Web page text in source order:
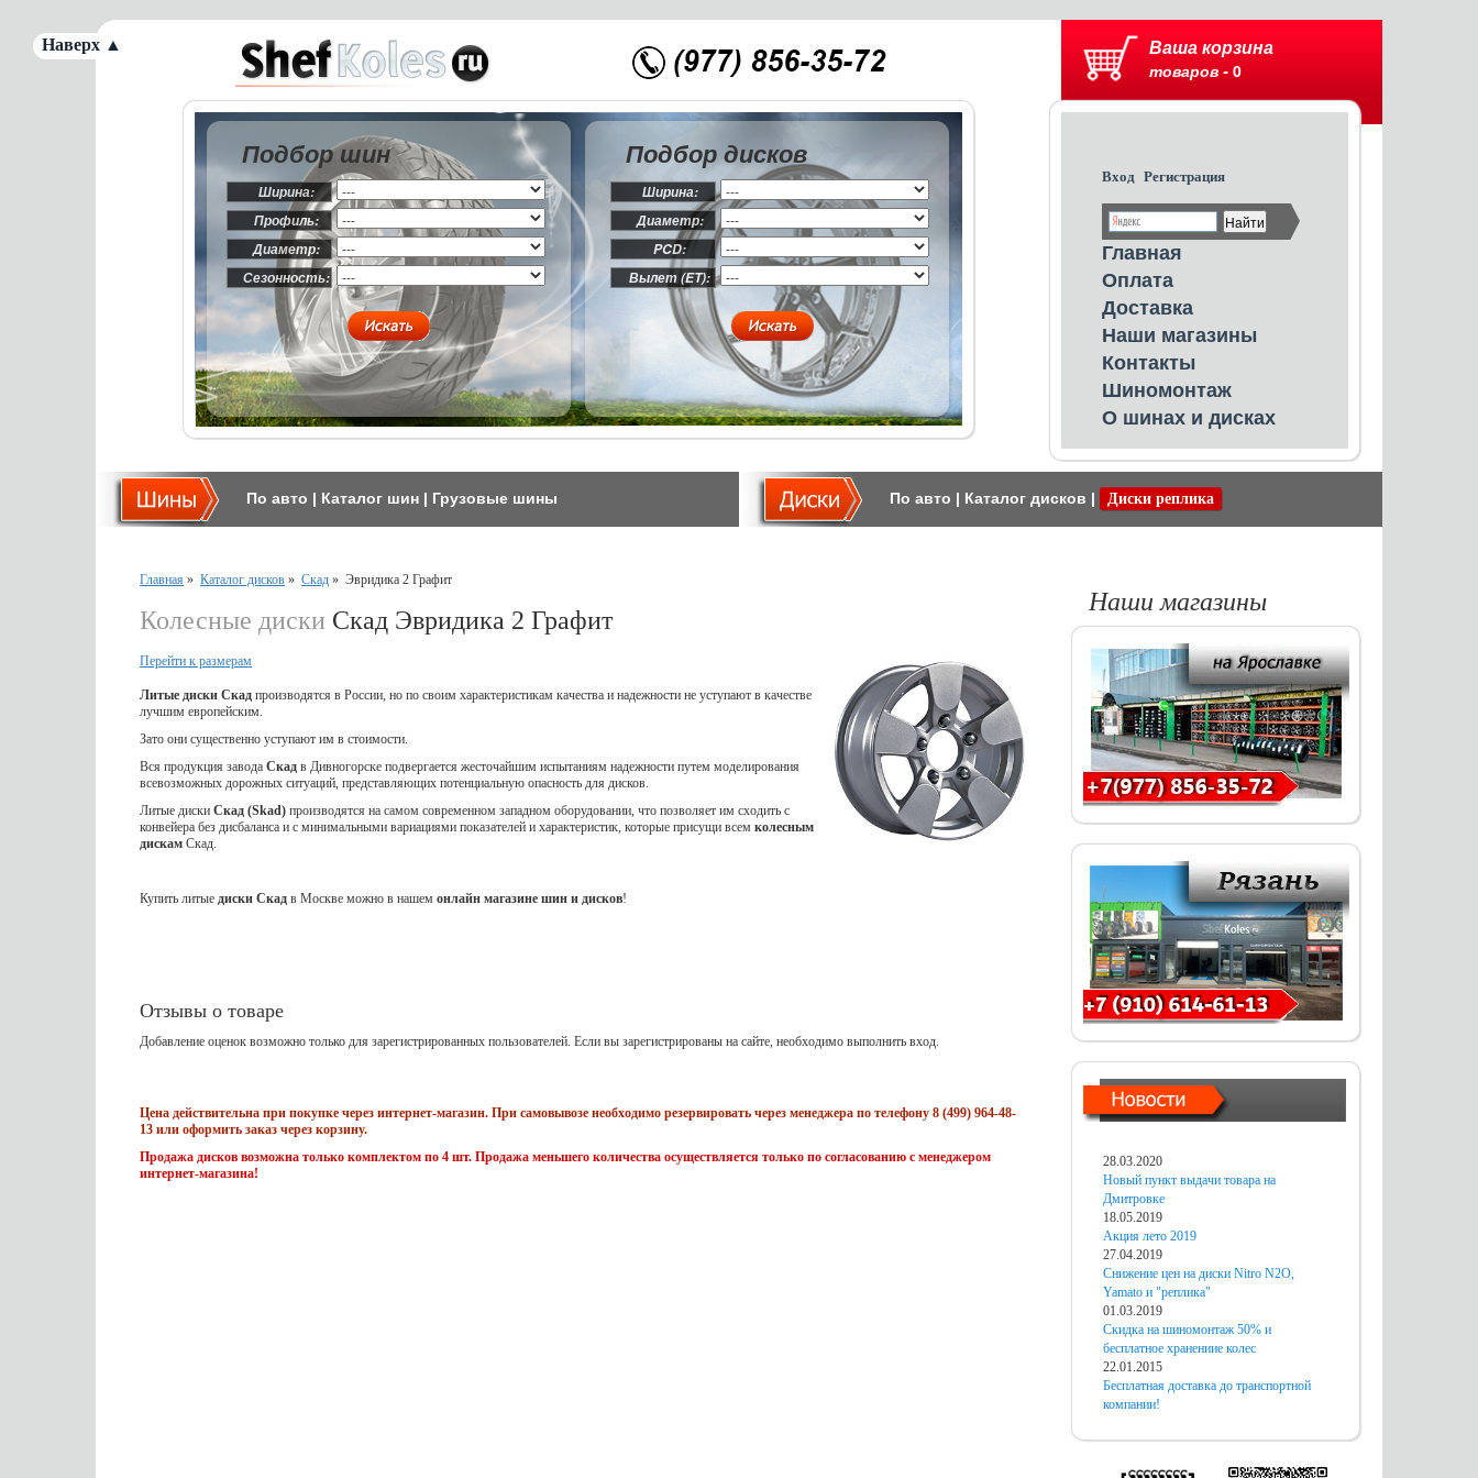
Ваша корзина
товаров - 0
Вход Регистрация
Главная
Оплата
Доставка
Наши магазины
Контакты
Шиномонтаж
О шинах и дисках
Подбор шин
Ширина:
Профиль:
Диаметр:
Сезонность:
Подбор дисков
Ширина:
Диаметр:
PCD:
Вылет (ET):
По авто | Каталог шин | Грузовые шины По авто | Каталог дисков | Диски реплика
Главная » Каталог дисков » Скад » Эвридика 2 Графит
Колесные диски Скад Эвридика 2 Графит
Перейти к размерам
Литые диски Скад производятся в России, но по своим характеристикам качества и надежности не уступают в качестве
лучшим европейским.
Зато они существенно уступают им в стоимости.
Вся продукция завода Скад в Дивногорске подвергается жесточайшим испытаниям надежности путем моделирования
всевозможных дорожных ситуаций, представляющих потенциальную опасность для дисков.
Литые диски Скад (Skad) производятся на самом современном западном оборудовании, что позволяет им сходить с
конвейера без дисбаланса и с минимальными вариациями показателей и характеристик, которые присущи всем колесным
дискам Скад.
Купить литые диски Скад в Москве можно в нашем онлайн магазине шин и дисков!
Отзывы о товаре
Добавление оценок возможно только для зарегистрированных пользователей. Если вы зарегистрированы на сайте, необходимо выполнить вход.
Цена действительна при покупке через интернет-магазин. При самовывозе необходимо резервировать через менеджера по телефону 8 (499) 964-48-
13 или оформить заказ через корзину.
Продажа дисков возможна только комплектом по 4 шт. Продажа меньшего количества осуществляется только по согласованию с менеджером
интернет-магазина!
Наши магазины
28.03.2020
Новый пункт выдачи товара на
Дмитровке
18.05.2019
Акция лето 2019
27.04.2019
Снижение цен на диски Nitro N2O,
Yamato и "реплика"
01.03.2019
Скидка на шиномонтаж 50% и
бесплатное хранениие колес
22.01.2015
Бесплатная доставка до транспортной
компании!
Наверх ▲